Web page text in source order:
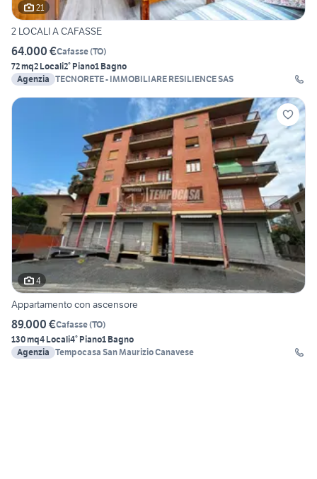
21
2 LOCALI A CAFASSE
64.000 €Cafasse(TO)
72 mq2 Locali2° Piano1 Bagno
Agenzia
TECNORETE - IMMOBILIARE RESILIENCE SAS
4
Appartamento con ascensore
89.000 €Cafasse(TO)
130 mq4 Locali4° Piano1 Bagno
Agenzia Tempocasa San Maurizio Canavese